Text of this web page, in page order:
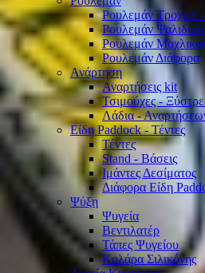
Ρουλεμάν Τροχών
Ρουλεμάν Ψαλιδιού
Ρουλεμάν
Ρουλεμάν Διάφορα
Ανάρτηση
Αναρτήσεις kit
Τσιμούχες -
Λάδια -
Είδη Paddock - Τέντες
Τέντες
Stand - Βάσεις
Ιμάντες Δεσίματος
Διάφορα Είδη
Ψύξη
Ψυγεία
Βεντιλατέρ
Τάπες Ψυγείου
Κολάρα Σιλικόνης